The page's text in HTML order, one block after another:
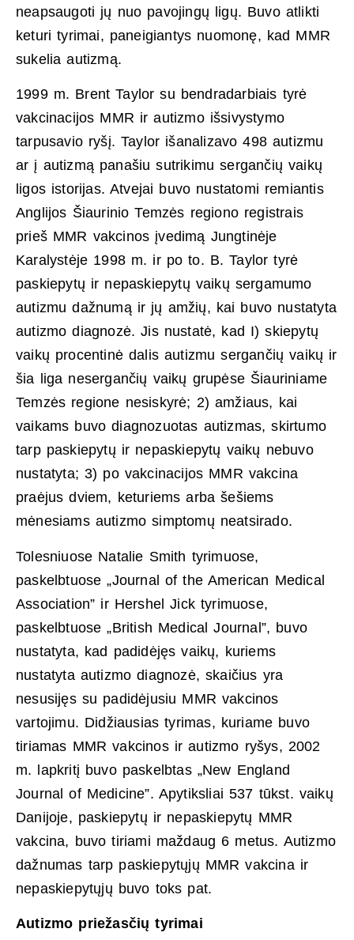
neapsaugoti jų nuo pavojingų ligų. Buvo atlikti
keturi tyrimai, paneigiantys nuomonę, kad MMR
sukelia autizmą.
1999 m. Brent Taylor su bendradarbiais tyrė
vakcinacijos MMR ir autizmo išsivystymo
tarpusavio ryšį. Taylor išanalizavo 498 autizmu
ar į autizmą panašiu sutrikimu sergančių vaikų
ligos istorijas. Atvejai buvo nustatomi remiantis
Anglijos Šiaurinio Temzės regiono registrais
prieš MMR vakcinos įvedimą Jungtinėje
Karalystėje 1998 m. ir po to. B. Taylor tyrė
paskiepytų ir nepaskiepytų vaikų sergamumo
autizmu dažnumą ir jų amžių, kai buvo nustatyta
autizmo diagnozė. Jis nustatė, kad I) skiepytų
vaikų procentinė dalis autizmu sergančių vaikų ir
šia liga nesergančių vaikų grupėse Šiauriniame
Temzės regione nesiskyrė; 2) amžiaus, kai
vaikams buvo diagnozuotas autizmas, skirtumo
tarp paskiepytų ir nepaskiepytų vaikų nebuvo
nustatyta; 3) po vakcinacijos MMR vakcina
praėjus dviem, keturiems arba šešiems
mėnesiams autizmo simptomų neatsirado.
Tolesniuose Natalie Smith tyrimuose,
paskelbtuose „Journal of the American Medical
Association” ir Hershel Jick tyrimuose,
paskelbtuose „British Medical Journal”, buvo
nustatyta, kad padidėjęs vaikų, kuriems
nustatyta autizmo diagnozė, skaičius yra
nesusijęs su padidėjusiu MMR vakcinos
vartojimu. Didžiausias tyrimas, kuriame buvo
tiriamas MMR vakcinos ir autizmo ryšys, 2002
m. lapkritį buvo paskelbtas „New England
Journal of Medicine”. Apytiksliai 537 tūkst. vaikų
Danijoje, paskiepytų ir nepaskiepytų MMR
vakcina, buvo tiriami maždaug 6 metus. Autizmo
dažnumas tarp paskiepytųjų MMR vakcina ir
nepaskiepytųjų buvo toks pat.
Autizmo priežasčių tyrimai